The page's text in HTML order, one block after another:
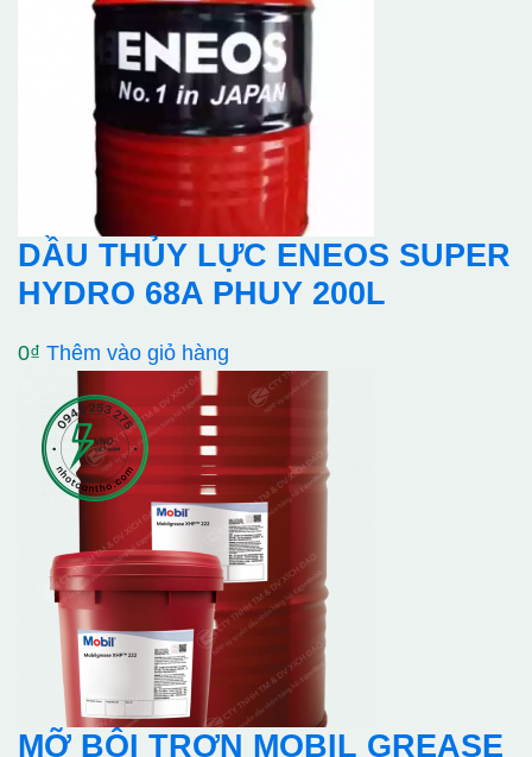
DẦU THỦY LỰC ENEOS SUPER
HYDRO 68A PHUY 200L
0₫ Thêm vào giỏ hàng
MỠ BÔI TRƠN MOBIL GREASE